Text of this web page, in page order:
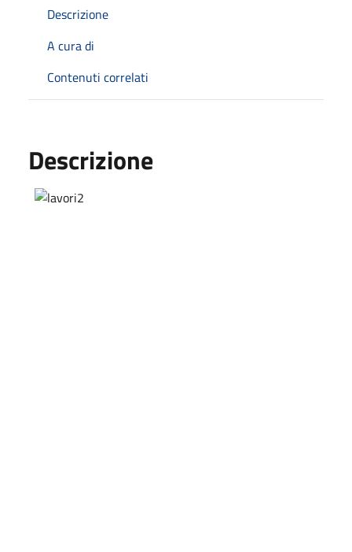
Descrizione
A cura di
Contenuti correlati
Descrizione